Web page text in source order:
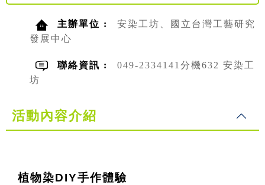
主辦單位 :
安染工坊、國立台灣工藝研究
發展中心
聯絡資訊 :
049-2334141分機632 安染工
坊
活動內容介紹
植物染DIY手作體驗